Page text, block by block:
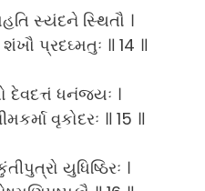
સ્યંદને સ્થિતૌ ।
શંખૌ પ્રદઘ્મતુઃ ॥ 14 ॥
ધનંજયઃ ।
વૃકોદરઃ ॥ 15 ॥
યુધિષ્ઠિરઃ ।